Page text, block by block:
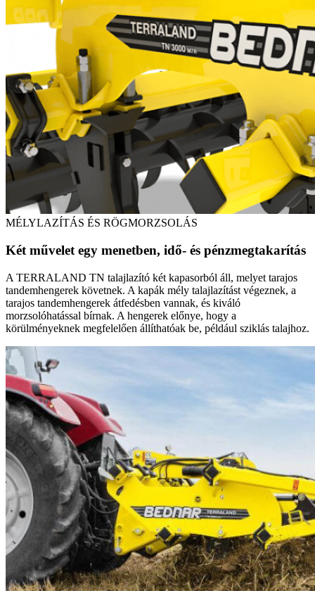
MÉLYLAZÍTÁS ÉS RÖGMORZSOLÁS
Két művelet egy menetben, idő- és pénzmegtakarítás
A TERRALAND TN talajlazító két kapasorból áll, melyet tarajos
tandemhengerek követnek. A kapák mély talajlazítást végeznek, a
tarajos tandemhengerek átfedésben vannak, és kiváló
morzsolóhatással bírnak. A hengerek előnye, hogy a
körülményeknek megfelelően állíthatóak be, például sziklás talajhoz.